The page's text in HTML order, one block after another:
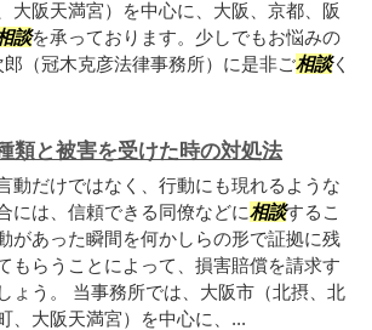
大阪天満宮）を中心に、大阪、京都、阪
談を承っております。少しでもお悩みの
（冠木克彦法律事務所）に是非ご相談く
類と被害を受けた時の対処法
動だけではなく、行動にも現れるような
には、信頼できる同僚などに相談するこ
があった瞬間を何かしらの形で証拠に残
もらうことによって、損害賠償を請求す
ょう。 当事務所では、大阪市（北摂、北
、大阪天満宮）を中心に、...